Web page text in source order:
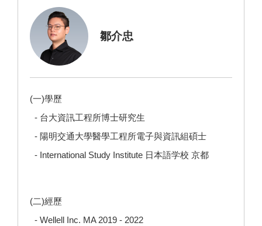
鄒介忠
(一)學歷
- 台大資訊工程所博士研究生
- 陽明交通大學醫學工程所電子與資訊組碩士
- International Study Institute 日本語学校 京都
(二)經歷
- Wellell Inc. MA 2019 - 2022